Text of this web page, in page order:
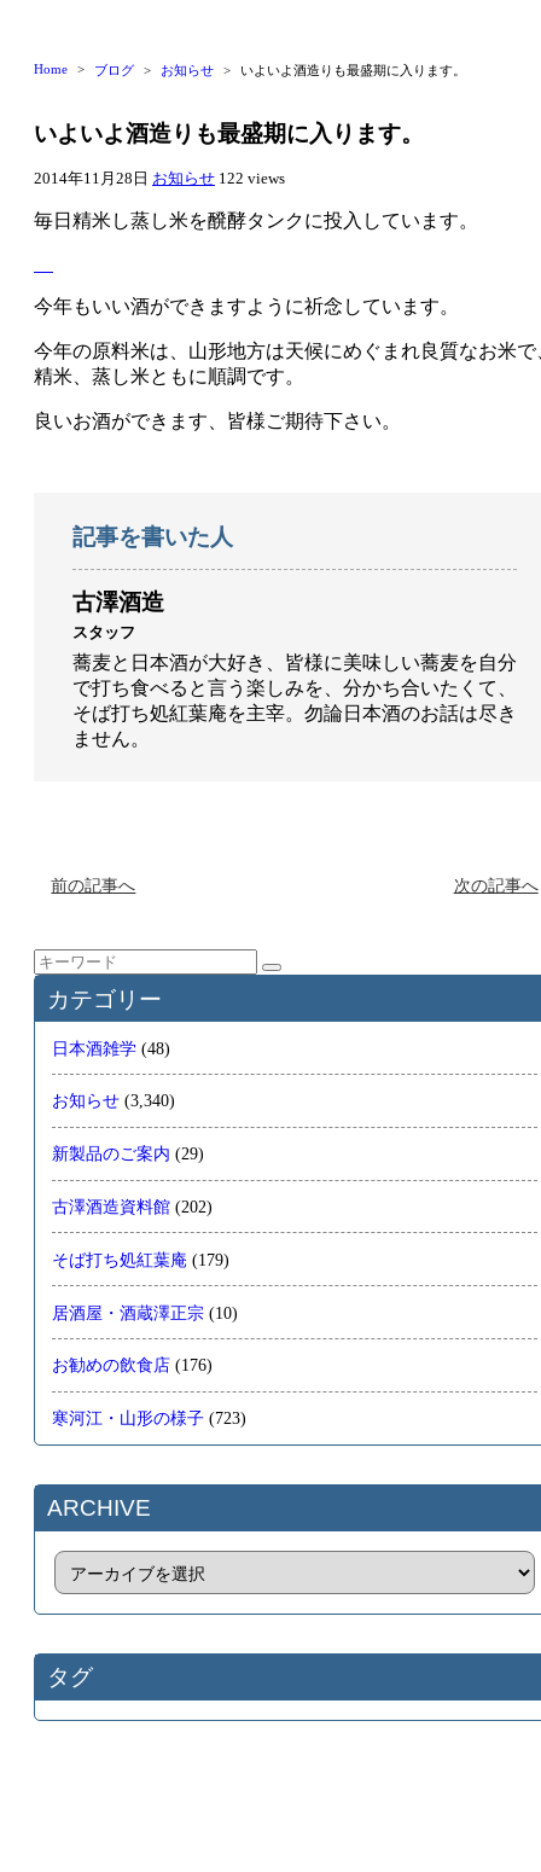
Home ブログ お知らせ いよいよ酒造りも最盛期に入ります。
いよいよ酒造りも最盛期に入ります。
2014年11月28日 お知らせ 122 views
毎日精米し蒸し米を醗酵タンクに投入しています。
今年もいい酒ができますように祈念しています。
今年の原料米は、山形地方は天候にめぐまれ良質なお米で
精米、蒸し米ともに順調です。
良いお酒ができます、皆様ご期待下さい。
記事を書いた人
古澤酒造
スタッフ
蕎麦と日本酒が大好き、皆様に美味しい蕎麦を自分
で打ち食べると言う楽しみを、分かち合いたくて、
そば打ち処紅葉庵を主宰。勿論日本酒のお話は尽き
ません。
前の記事へ 次の記事へ
カテゴリー
日本酒雑学 (48)
お知らせ (3,340)
新製品のご案内 (29)
古澤酒造資料館 (202)
そば打ち処紅葉庵 (179)
居酒屋・酒蔵澤正宗 (10)
お勧めの飲食店 (176)
寒河江・山形の様子 (723)
ARCHIVE
タグ